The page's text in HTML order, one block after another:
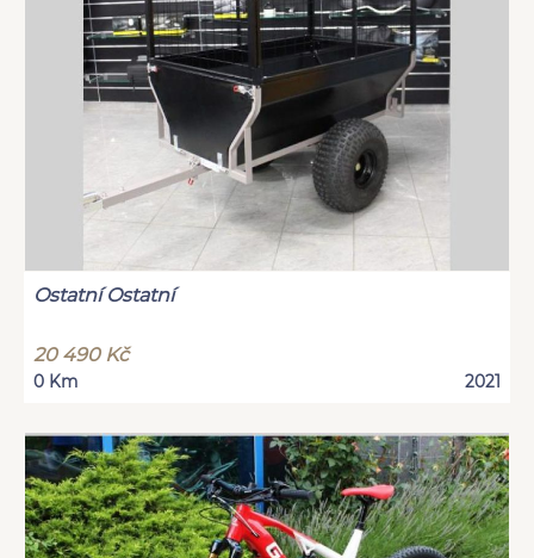
Ostatní Ostatní
20 490 Kč
0 Km 2021